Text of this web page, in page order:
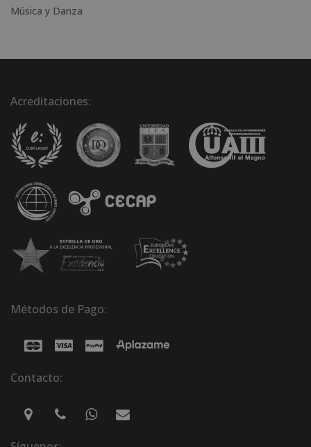
Música y Danza
Acreditaciones:
Métodos de Pago:
Contacto: